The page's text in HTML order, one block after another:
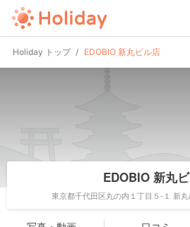
Holiday トップ EDOBIO 新丸ビル店
EDOBIO 新丸
東京都千代田区丸の内１丁目５-１ 新